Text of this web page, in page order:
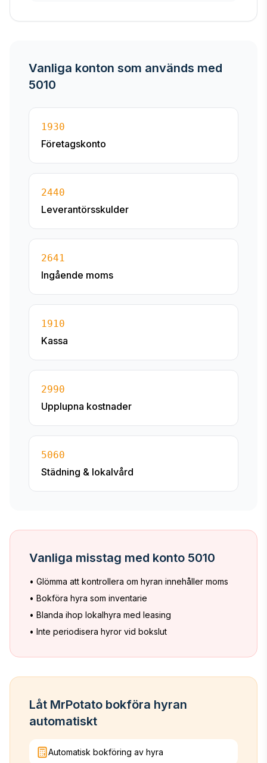
Vanliga konton som används med
5010
1930
Företagskonto
2440
Leverantörsskulder
2641
Ingående moms
1910
Kassa
2990
Upplupna kostnader
5060
Städning & lokalvård
Vanliga misstag med konto 5010
• Glömma att kontrollera om hyran innehåller moms
• Bokföra hyra som inventarie
• Blanda ihop lokalhyra med leasing
• Inte periodisera hyror vid bokslut
Låt MrPotato bokföra hyran
automatiskt
Automatisk bokföring av hyra